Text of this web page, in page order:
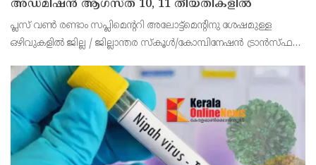
അഡ്മിഷൻ ആഗസ്ത് 10, 11 തീയതികളിൽ
പ്ലസ് വൺ രണ്ടാം സപ്ലിമെന്ററി അലോട്ട്‌മെന്റിനു ശേഷമുള്ള
ഒഴിവുകളിൽ ജില്ല / ജില്ലാന്തര സ്‌കൂൾ/കോമ്പിനേഷൻ ട്രാൻസ്ഫർ
വൈകിട്ട് 4 മണി വരെ നൽകിയിരുന്നു